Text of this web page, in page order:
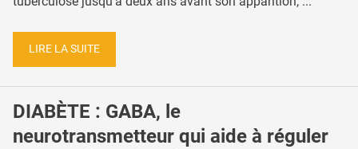
LIRE LA SUITE
DIABÈTE : GABA, le
neurotransmetteur qui aide à réguler